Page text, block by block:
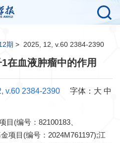
期 > 2025, 12, v.60 2384-2390
在血液肿瘤中的作用
v.60 2384-2390 字体： 大 中
目(编号：82100183、
项目(编号：2024M761197);江